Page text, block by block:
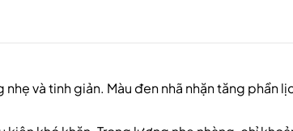
và tinh giản. Màu đen nhã nhặn tăng phần